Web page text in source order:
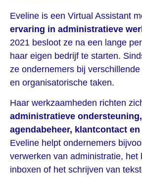
Eveline is een Virtual Assistant
ervaring in administratieve
2021 besloot ze na een lange
haar eigen bedrijf te starten.
ze ondernemers bij
en organisatorische taken.
Haar werkzaamheden richten
administratieve
agendabeheer, klantcontact
Eveline helpt ondernemers
verwerken van administratie, het
inboxen of het schrijven van